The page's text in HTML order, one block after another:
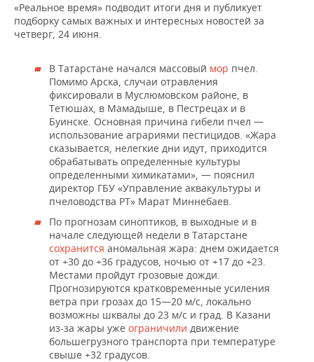
КОРОЛИ ГОСЗАКАЗА ПФО
ВУЗЫ ТАТАРСТАНА
КОМУ ПРИНАДЛЕЖАТ
ТОРГОВЫЕ ЦЕНТРЫ
ТАТАРСТАНА
ФИНАНСЫ
БАНКИ
БЮДЖЕТ
ИНВЕСТИЦИИ
НОВОСТИ
ПРОМЫШЛЕННОСТИ
МАШИНОСТРОЕНИЕ
НЕФТЕХИМИЯ
НЕФТЬ
ЭНЕРГЕТИКА
НЕДВИЖИМОСТЬ
НОВОСТИ НЕДВИЖИМОСТИ
НОВОСТИ АВТО
БИЗНЕС
НОВОСТИ БИЗНЕСА
РОЗНИЧНАЯ ТОРГОВЛЯ
ТРАНСПОРТ
УСЛУГИ
ТЕХНОЛОГИИ
НОВОСТИ ТЕХНОЛОГИЙ
МЕДИА
ТЕЛЕКОММУНИКАЦИИ
МЕРОПРИЯТИЯ
НОВОСТИ МЕРОПРИЯТИЙ
ВЫЕЗДНАЯ РЕДАКЦИЯ
БИЗНЕС-БРАНЧИ
ONLINE-КОНФЕРЕНЦИИ
ОТКРЫТАЯ ЛЕКЦИЯ
СПОРТ
НОВОСТИ СПОРТА
ФУТБОЛ
ХОККЕЙ
БАСКЕТБОЛ
ВОЛЕЙБОЛ
ОБЩЕСТВО
НОВОСТИ ОБЩЕСТВА
ВЛАСТЬ
ИНФРАСТРУКТУРА
ИСТОРИЯ
ФОТОГАЛЕРЕЯ
СЮЖЕТЫ
СПРАВОЧНИК
СПИСОК ПЕРСОН
ПОЛНАЯ ВЕРСИЯ
«Реальное время» подводит итоги дня и публикует
подборку самых важных и интересных новостей за
четверг, 24 июня.
В Татарстане начался массовый мор пчел.
Помимо Арска, случаи отравления
фиксировали в Муслюмовском районе, в
Тетюшах, в Мамадыше, в Пестрецах и в
Буинске. Основная причина гибели пчел —
использование аграриями пестицидов. «Жара
сказывается, нелегкие дни идут, приходится
обрабатывать определенные культуры
определенными химикатами», — пояснил
директор ГБУ «Управление аквакультуры и
пчеловодства РТ» Марат Миннебаев.
По прогнозам синоптиков, в выходные и в
начале следующей недели в Татарстане
сохранится аномальная жара: днем ожидается
от +30 до +36 градусов, ночью от +17 до +23.
Местами пройдут грозовые дожди.
Прогнозируются кратковременные усиления
ветра при грозах до 15—20 м/с, локально
возможны шквалы до 23 м/с и град. В Казани
из-за жары уже ограничили движение
большегрузного транспорта при температуре
свыше +32 градусов.